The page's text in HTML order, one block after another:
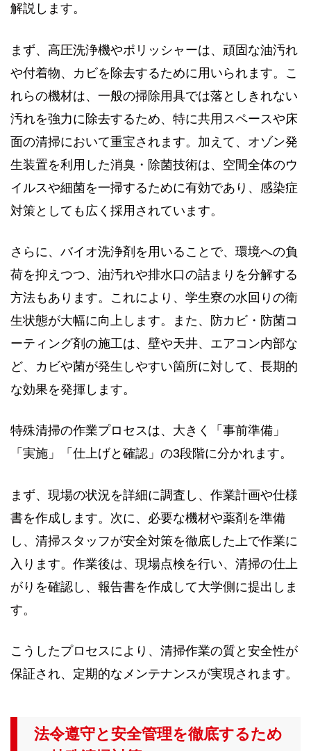
解説します。
まず、高圧洗浄機やポリッシャーは、頑固な油汚れ
や付着物、カビを除去するために用いられます。こ
れらの機材は、一般の掃除用具では落としきれない
汚れを強力に除去するため、特に共用スペースや床
面の清掃において重宝されます。加えて、オゾン発
生装置を利用した消臭・除菌技術は、空間全体のウ
イルスや細菌を一掃するために有効であり、感染症
対策としても広く採用されています。
さらに、バイオ洗浄剤を用いることで、環境への負
荷を抑えつつ、油汚れや排水口の詰まりを分解する
方法もあります。これにより、学生寮の水回りの衛
生状態が大幅に向上します。また、防カビ・防菌コ
ーティング剤の施工は、壁や天井、エアコン内部な
ど、カビや菌が発生しやすい箇所に対して、長期的
な効果を発揮します。
特殊清掃の作業プロセスは、大きく「事前準備」
「実施」「仕上げと確認」の3段階に分かれます。
まず、現場の状況を詳細に調査し、作業計画や仕様
書を作成します。次に、必要な機材や薬剤を準備
し、清掃スタッフが安全対策を徹底した上で作業に
入ります。作業後は、現場点検を行い、清掃の仕上
がりを確認し、報告書を作成して大学側に提出しま
す。
こうしたプロセスにより、清掃作業の質と安全性が
保証され、定期的なメンテナンスが実現されます。
法令遵守と安全管理を徹底するため